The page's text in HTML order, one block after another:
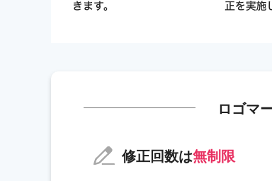
ロゴマ
修正回数は無制限